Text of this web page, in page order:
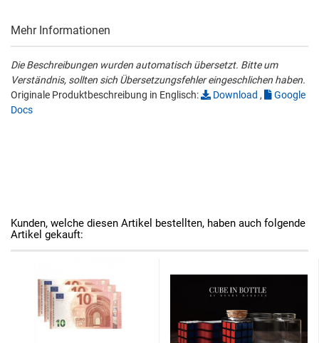
Mehr Informationen
Die Beschreibungen wurden automatisch übersetzt. Bitte um
Verständnis, sollten sich Übersetzungsfehler eingeschlichen haben.
Originale Produktbeschreibung in Englisch:
Download ,
Google
Docs
Kunden, welche diesen Artikel bestellten, haben auch folgende
Artikel gekauft: